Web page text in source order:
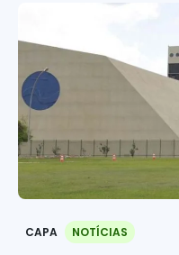
CAPA NOTÍCIAS